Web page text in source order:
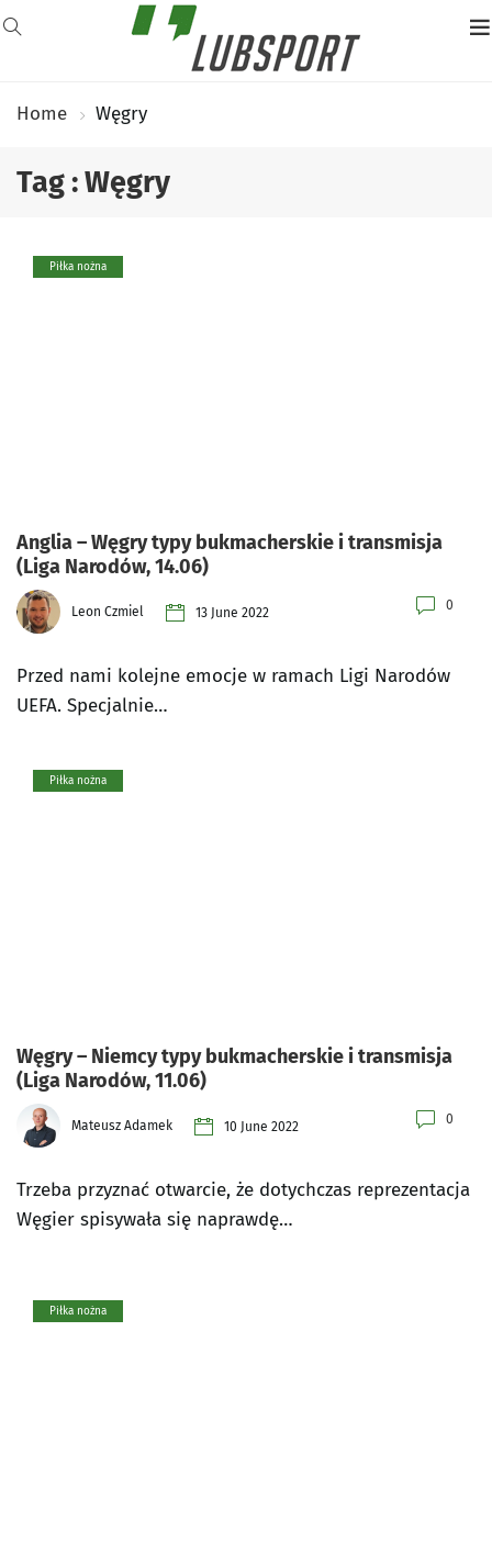
Home Węgry
Tag : Węgry
Piłka nożna
Anglia – Węgry typy bukmacherskie i transmisja
(Liga Narodów, 14.06)
Leon Czmiel 13 June 2022 0
Przed nami kolejne emocje w ramach Ligi Narodów
UEFA. Specjalnie…
Piłka nożna
Węgry – Niemcy typy bukmacherskie i transmisja
(Liga Narodów, 11.06)
Mateusz Adamek 10 June 2022 0
Trzeba przyznać otwarcie, że dotychczas reprezentacja
Węgier spisywała się naprawdę…
Piłka nożna